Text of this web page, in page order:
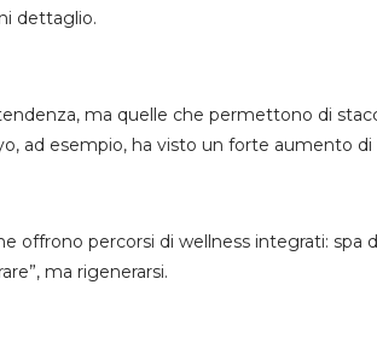
dettaglio.
ma quelle che permettono di
ad esempio, ha visto un forte aumento
offrono percorsi di wellness integrati: spa
ma rigenerarsi.